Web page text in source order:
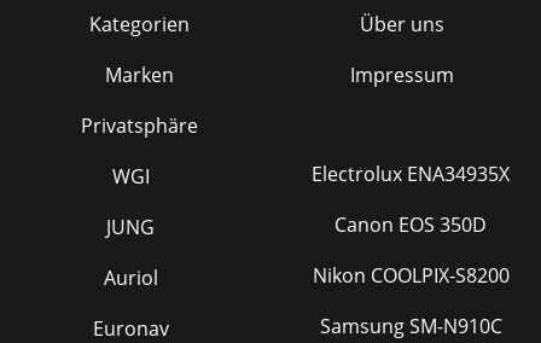
Kategorien
Marken
Privatsphäre
Über uns
Impressum
WGI
JUNG
Auriol
Euronav
Electrolux ENA34935X
Canon EOS 350D
Nikon COOLPIX-S8200
Samsung SM-N910C